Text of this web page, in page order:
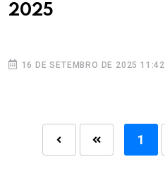
2025
16 DE SETEMBRO DE 2025 11:42
1